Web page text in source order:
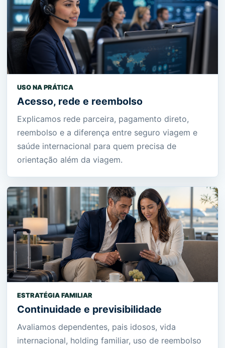
USO NA PRÁTICA
Acesso, rede e reembolso
Explicamos rede parceira, pagamento direto,
reembolso e a diferença entre seguro viagem e
saúde internacional para quem precisa de
orientação além da viagem.
ESTRATÉGIA FAMILIAR
Continuidade e previsibilidade
Avaliamos dependentes, pais idosos, vida
internacional, holding familiar, uso de reembolso